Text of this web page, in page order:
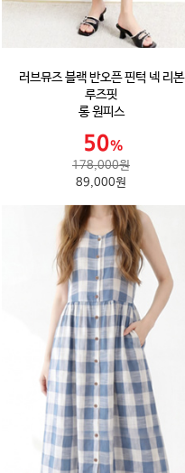
러브뮤즈 블랙 반오픈 핀턱 넥 리본
루즈핏
롱 원피스
178,000원
89,000원